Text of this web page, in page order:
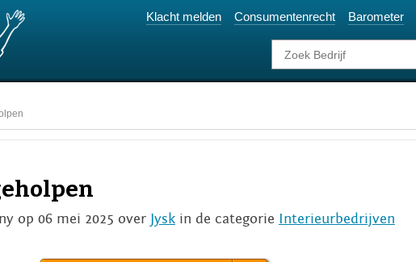
Klacht melden Consumentenrecht Barometer
op 06 mei 2025 over Jysk in de categorie Interieurbedrijven